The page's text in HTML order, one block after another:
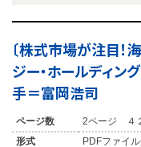
〔株式市場が注目！
ジー・ホールディ
手＝富岡浩司
ページ数
2ページ ４
形式
PDFファイ